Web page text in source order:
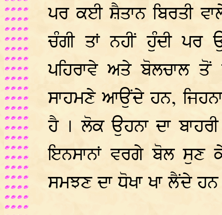
ਪਰ ਕਈ ਸ਼ੈਤਾਨ ਬਿਰਤੀ
ਚੰਗੀ ਤਾਂ ਨਹੀਂ ਹੁੰਦੀ
ਪਹਿਰਾਵੇ ਅਤੇ ਬੋਲਚਾਲ
ਸਾਹਮਣੇ ਆਉਂਦੇ ਹਨ,
ਹੈ । ਲੋਕ ਉਹਨਾ ਦਾ
ਇਨਸਾਨਾਂ ਵਰਗੇ ਬੋਲ ਸੁਣ
ਸਮਝਣ ਦਾ ਧੋਖਾ ਖਾ ਲੈਂਦੇ ਹਨ